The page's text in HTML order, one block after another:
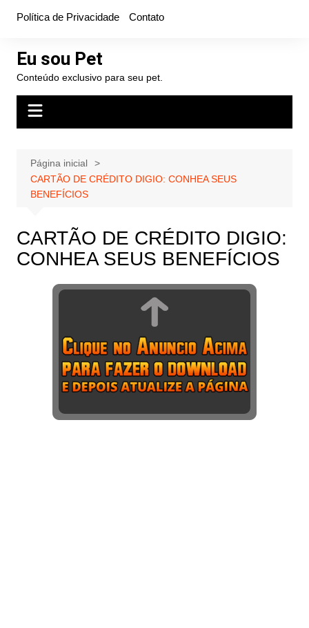
conteúdo
Política de Privacidade Contato
Eu sou Pet
Conteúdo exclusivo para seu pet.
Página inicial
CARTÃO DE CRÉDITO DIGIO: CONHEA SEUS
BENEFÍCIOS
CARTÃO DE CRÉDITO DIGIO:
CONHEA SEUS BENEFÍCIOS